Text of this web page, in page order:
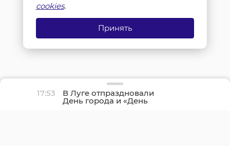
17:53 В Луге отпраздновали
День города и «День
детства»
cookies.
Принять